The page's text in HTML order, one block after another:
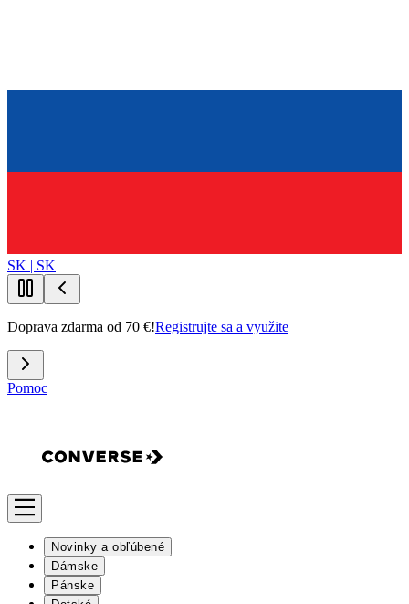
SK | SK
Doprava zdarma od 70 €!Registrujte sa a využite
Pomoc
Novinky a obľúbené
Dámske
Pánske